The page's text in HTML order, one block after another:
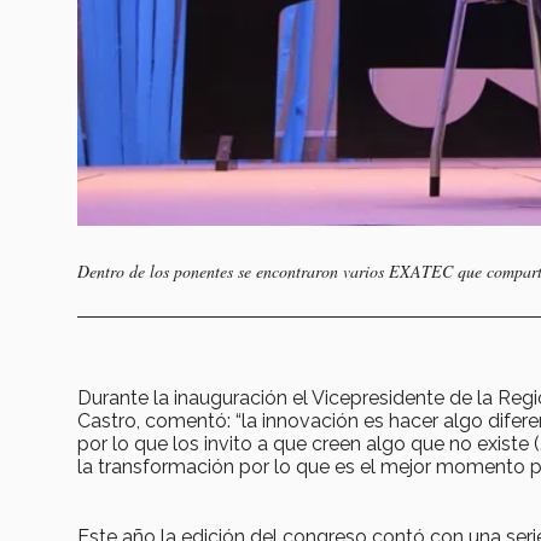
Dentro de los ponentes se encontraron varios EXATEC que
Durante la inauguración el Vicepresidente de la
Castro, comentó: “la innovación es hacer algo
por lo que los invito a que creen algo que no existe
la transformación por lo que es el mejor momento